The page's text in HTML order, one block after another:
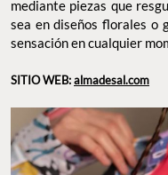
mediante piezas que
sea en diseños florales o
sensación en cualquier
SITIO WEB:almadesal.com